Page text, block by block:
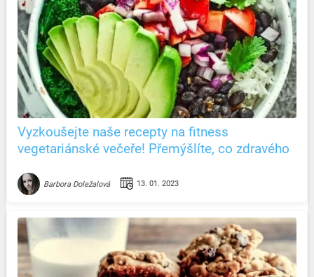
Vyzkoušejte naše recepty na fitness
vegetariánské večeře! Přemýšlíte, co zdravého
Barbora Doležalová 13. 01. 2023